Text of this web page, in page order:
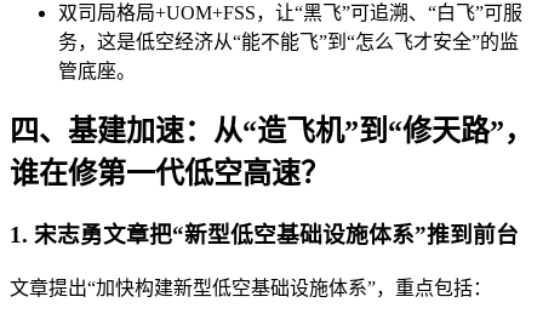
双司局格局+UOM+FSS，让“黑飞”可追溯、“白飞”可服
务，这是低空经济从“能不能飞”到“怎么飞才安全”的监
管底座。
四、基建加速：从“造飞机”到“修天路”，
谁在修第一代低空高速？
1. 宋志勇文章把“新型低空基础设施体系”推到前台
文章提出“加快构建新型低空基础设施体系”，重点包括：